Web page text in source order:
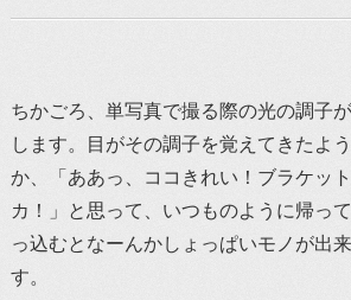
ちかごろ、単写真で撮る際の光の調子
します。目がその調子を覚えてきたよ
か、「ああっ、ココきれい！ブラケッ
カ！」と思って、いつものように帰っ
っ込むとなーんかしょっぱいモノが出
す。